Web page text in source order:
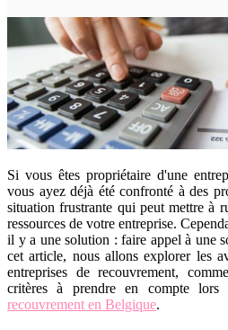
Si vous êtes propriétaire d'une
vous ayez déjà été confronté à des
situation frustrante qui peut mettre à
ressources de votre entreprise.
il y a une solution : faire appel à une
cet article, nous allons explorer les
entreprises de recouvrement,
critères à prendre en compte
recouvrement en Belgique.